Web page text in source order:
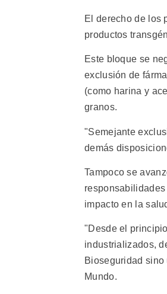
El derecho de los
productos
Este bloque se
exclusión de
(como harina y
granos.
"Semejante
demás
Tampoco se
impacto en la
"Desde el
industrializados,
Bioseguridad
Mundo.